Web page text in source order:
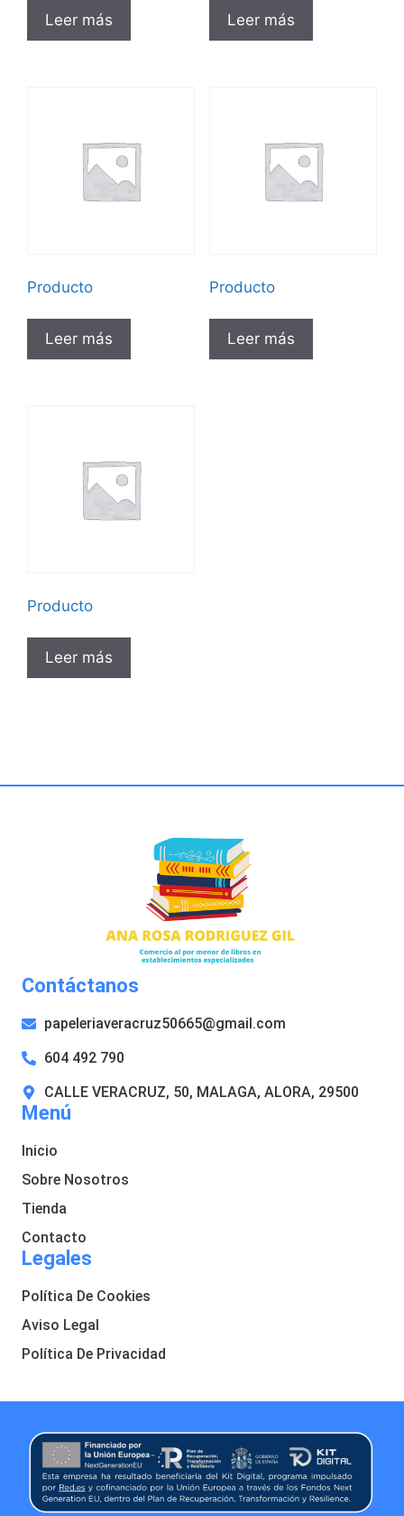
Leer más Leer más
Producto
Leer más
Producto
Leer más
Producto
Leer más
Menú
Inicio
Sobre Nosotros
Tienda
Contacto
Legales
Política De Cookies
Aviso Legal
Política De Privacidad
Contáctanos
papeleriaveracruz50665@gmail.com
604 492 790
CALLE VERACRUZ, 50, MALAGA, ALORA, 29500